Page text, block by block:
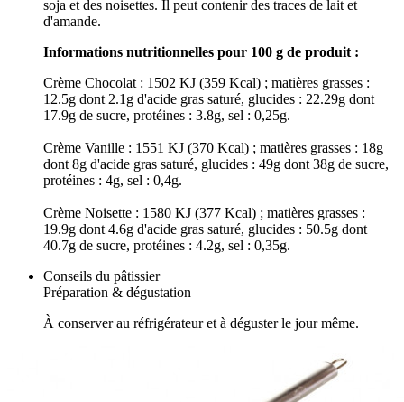
soja et des noisettes. Il peut contenir des traces de lait et
d'amande.
Informations nutritionnelles pour 100 g de produit :
Crème Chocolat : 1502 KJ (359 Kcal) ; matières grasses :
12.5g dont 2.1g d'acide gras saturé, glucides : 22.29g dont
17.9g de sucre, protéines : 3.8g, sel : 0,25g.
Crème Vanille : 1551 KJ (370 Kcal) ; matières grasses : 18g
dont 8g d'acide gras saturé, glucides : 49g dont 38g de sucre,
protéines : 4g, sel : 0,4g.
Crème Noisette : 1580 KJ (377 Kcal) ; matières grasses :
19.9g dont 4.6g d'acide gras saturé, glucides : 50.5g dont
40.7g de sucre, protéines : 4.2g, sel : 0,35g.
Conseils du pâtissier
Préparation & dégustation
À conserver au réfrigérateur et à déguster le jour même.